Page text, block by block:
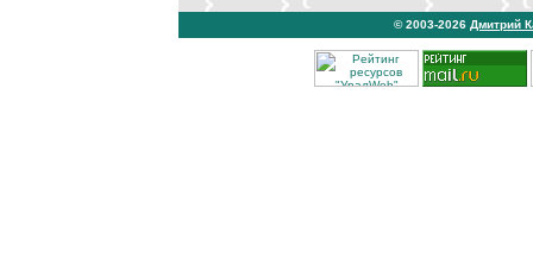
© 2003-2026 Дмитрий